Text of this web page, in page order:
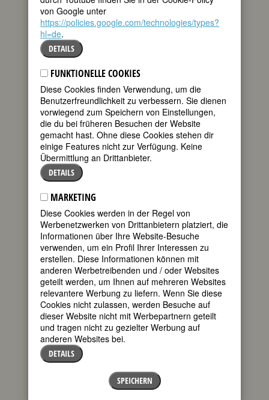
Kapitän der
spanischen Flotte, verliebt sich bei
einem Besuch seiner Ländereien
unsterblich in eine 30 Jahre jüngere
Landarbeitertochter. Aus dieser
Verbindung, die wegen der
entstammen zwei Kinder, Mariana und
ihre ältere Schwester Luisa, die schon
als Kleinkind stirbt.
Bald nach Marianas Geburt brennt die
Mutter mit einem anderen Mann durch;
ihr kranker Vater sorgt testamentarisch
für Mariana und setzt seinen Bruder als
Marianas Vormund ein. Ihr Onkel kommt
seiner Verpflichtung jedoch nicht nach
und übergibt seine Nichte kinderlosen
Pflegeeltern, die sich liebevoll um sie
kümmern und ihr eine gute Erziehung
zukommen lassen. Mit 14 Jahren lernt
sie einen viel älteren, glühenden
Anhänger der Liberalisten kennen, den
sie ein Jahr später heiratet. Ein halbes
Jahr nach der Hochzeit bekommt sie ihr
erstes Kind. Die Ehe dauert nur kurze
drei Jahre, dann stirbt ihr Ehemann und
lässt Mariana als junge, schöne Witwe
mit zwei kleinen Kindern zurück.
Durch die offensichtlichen Missstände im
Land und beeinflusst von ihrem Mann
hat Mariana ein tiefes und
ausdauerndes Interesse für den
von Google unter
https://policies.google.com/technologies/types?
hl=de.
DETAILS
FUNKTIONELLE COOKIES
Diese Cookies finden Verwendung, um die
Benutzerfreundlichkeit zu verbessern. Sie dienen
vorwiegend zum Speichern von Einstellungen,
die du bei früheren Besuchen der Website
gemacht hast. Ohne diese Cookies stehen dir
einige Features nicht zur Verfügung. Keine
Übermittlung an Drittanbieter.
DETAILS
MARKETING
Diese Cookies werden in der Regel von
Werbenetzwerken von Drittanbietern platziert, die
Informationen über Ihre Website-Besuche
verwenden, um ein Profil Ihrer Interessen zu
erstellen. Diese Informationen können mit
anderen Werbetreibenden und / oder Websites
geteilt werden, um Ihnen auf mehreren Websites
relevantere Werbung zu liefern. Wenn Sie diese
Cookies nicht zulassen, werden Besuche auf
dieser Website nicht mit Werbepartnern geteilt
und tragen nicht zu gezielter Werbung auf
anderen Websites bei.
DETAILS
SPEICHERN